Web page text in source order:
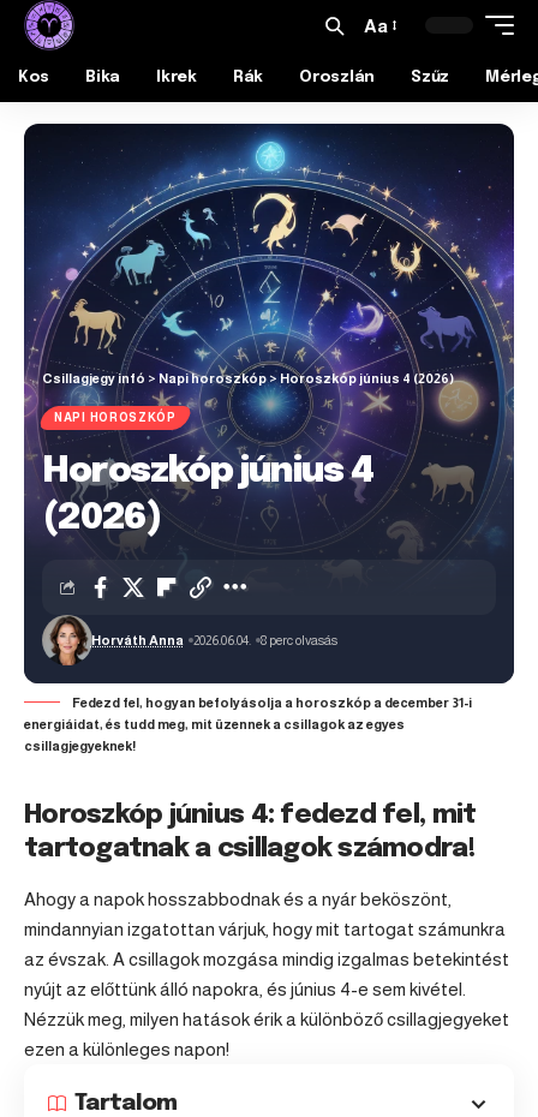
Aa
Kos Bika Ikrek Rák Oroszlán Szűz
Csillagjegy infó > Napi horoszkóp>Horoszkóp június 4 (2026)
NAPI HOROSZKÓP
Horoszkóp június 4
(2026)
Horváth Anna 2026.06.04. 8 perc olvasás
Fedezd fel, hogyan befolyásolja a horoszkóp a december 31-i
energiáidat, és tudd meg, mit üzennek a csillagok az egyes
csillagjegyeknek!
Horoszkóp június 4: fedezd fel, mit
tartogatnak a csillagok számodra!
Ahogy a napok hosszabbodnak és a nyár beköszönt,
mindannyian izgatottan várjuk, hogy mit tartogat számunkra
az évszak. A csillagok mozgása mindig izgalmas betekintést
nyújt az előttünk álló napokra, és június 4-e sem kivétel.
Nézzük meg, milyen hatások érik a különböző csillagjegyeket
ezen a különleges napon!
Tartalom